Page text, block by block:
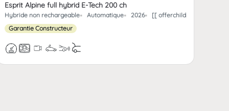
| FormatNumber ]] kms
Esprit Alpine full hybrid E-Tech 200 ch
Hybride non rechargeable Automatique 2026
[[
Garantie Constructeur